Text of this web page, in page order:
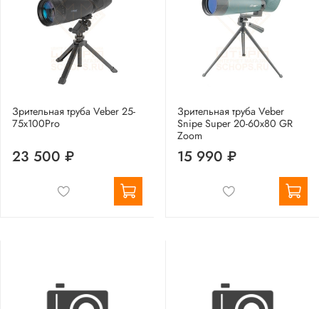
Зрительная труба Veber 25-
75x100Pro
23 500 ₽
Зрительная труба Veber
Snipe Super 20-60x80 GR
Zoom
15 990 ₽